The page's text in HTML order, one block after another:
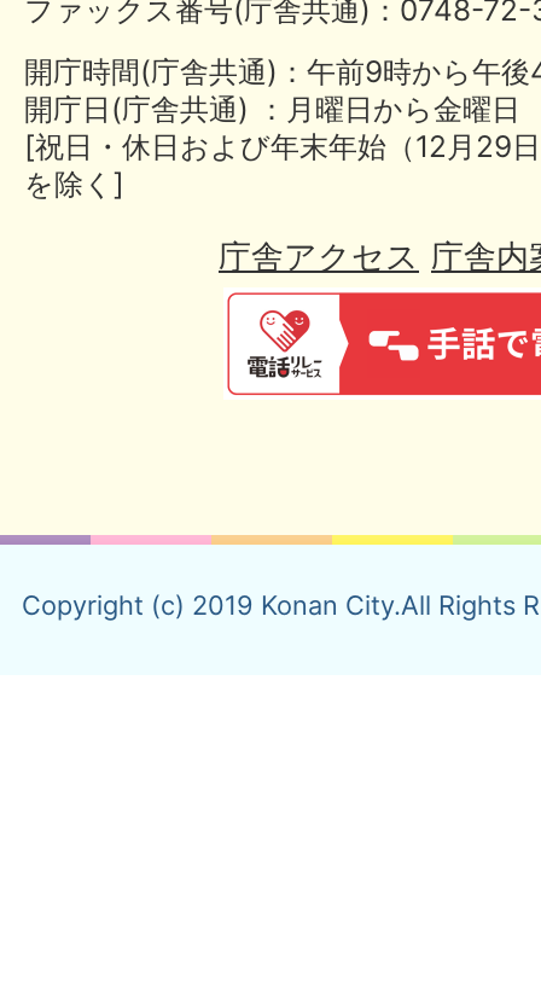
ファックス番号(庁舎共通)：0748-
開庁時間(庁舎共通)：午前9時から午
開庁日(庁舎共通) ：月曜日から金曜日
[祝日・休日および年末年始（12月29
を除く]
庁舎アクセス 庁舎内
Copyright (c) 2019 Konan City.All Rights